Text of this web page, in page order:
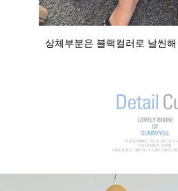
상체부분은 블랙컬러로 날씬